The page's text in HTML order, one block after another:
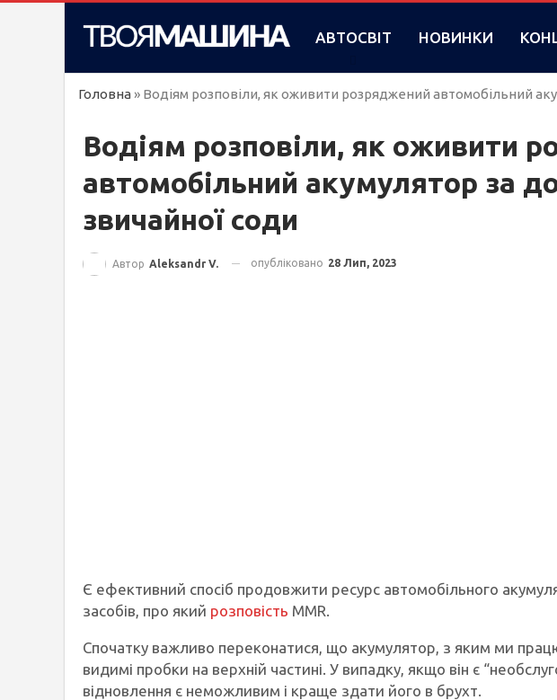
АВТОСВІТ НОВИНКИ
Головна » Водіям розповіли, як оживити розряджений автомобільний
Водіям розповіли, як оживити
автомобільний акумулятор за
звичайної соди
Автор Aleksandr V. опубліковано 28 Лип, 2023
Є ефективний спосіб продовжити ресурс автомобільного
засобів, про який розповість MMR.
Спочатку важливо переконатися, що акумулятор, з яким ми
видимі пробки на верхній частині. У випадку, якщо він є
відновлення є неможливим і краще здати його в брухт.